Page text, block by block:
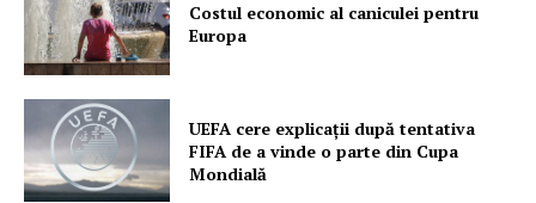
Costul economic al caniculei pentru
Europa
UEFA cere explicații după tentativa
FIFA de a vinde o parte din Cupa
Mondială